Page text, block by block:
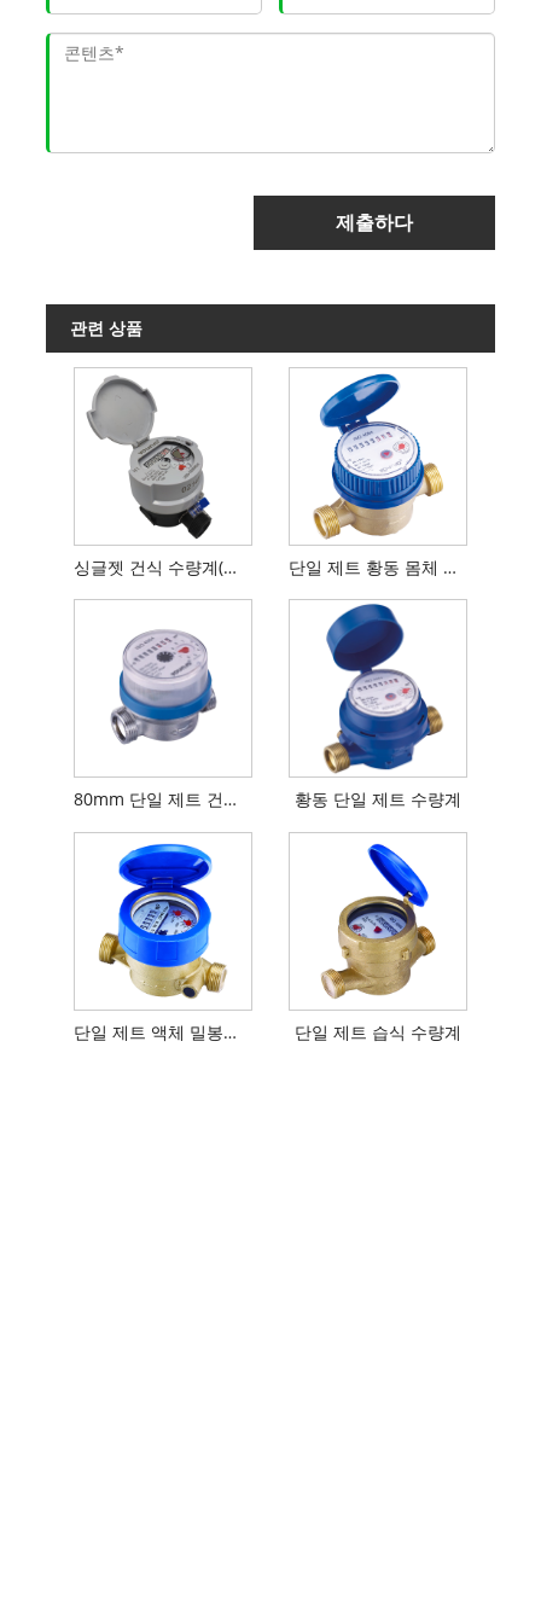
제출하다
관련 상품
싱글젯 건식 수량계(동유리 레지스터 포함) 단일 제트 황동 몸체 냉수 미터
80mm 단일 제트 건식 다이얼 수량계 황동 단일 제트 수량계
단일 제트 액체 밀봉형 수량계 단일 제트 습식 수량계